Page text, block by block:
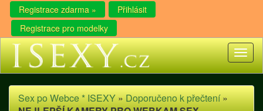
Registrace zdarma »
Přihlásit
Registrace pro modelky
Sex po Webce * ISEXY»Doporučeno k přečtení»